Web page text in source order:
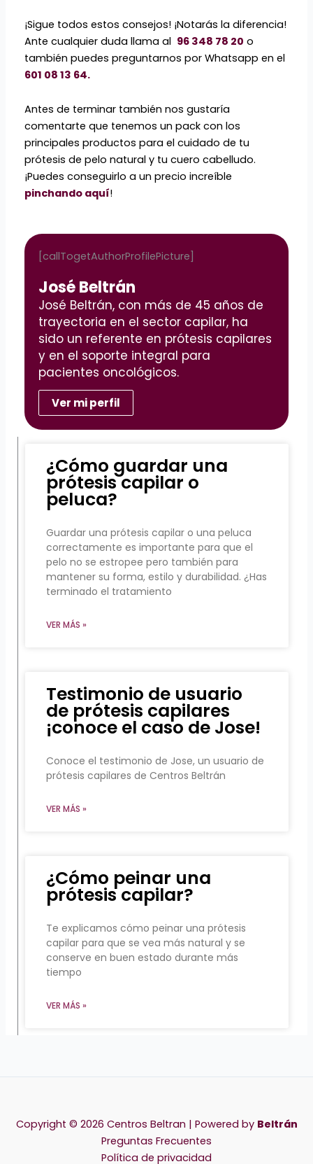
¡Sigue todos estos consejos! ¡Notarás la diferencia!
Ante cualquier duda llama al 96 348 78 20 o
también puedes preguntarnos por Whatsapp en el
601 08 13 64.
Antes de terminar también nos gustaría
comentarte que tenemos un pack con los
principales productos para el cuidado de tu
prótesis de pelo natural y tu cuero cabelludo.
¡Puedes conseguirlo a un precio increíble
pinchando aquí!
[callTogetAuthorProfilePicture]
José Beltrán
José Beltrán, con más de 45 años de
trayectoria en el sector capilar, ha
sido un referente en prótesis capilares
y en el soporte integral para
pacientes oncológicos.
Ver mi perfil
¿Cómo guardar una
prótesis capilar o
peluca?
Guardar una prótesis capilar o una peluca
correctamente es importante para que el
pelo no se estropee pero también para
mantener su forma, estilo y durabilidad. ¿Has
terminado el tratamiento
VER MÁS »
Testimonio de usuario
de prótesis capilares
¡conoce el caso de Jose!
Conoce el testimonio de Jose, un usuario de
prótesis capilares de Centros Beltrán
VER MÁS »
¿Cómo peinar una
prótesis capilar?
Te explicamos cómo peinar una prótesis
capilar para que se vea más natural y se
conserve en buen estado durante más
tiempo
VER MÁS »
Copyright © 2026 Centros Beltran | Powered by Beltrán
Preguntas Frecuentes
Política de privacidad